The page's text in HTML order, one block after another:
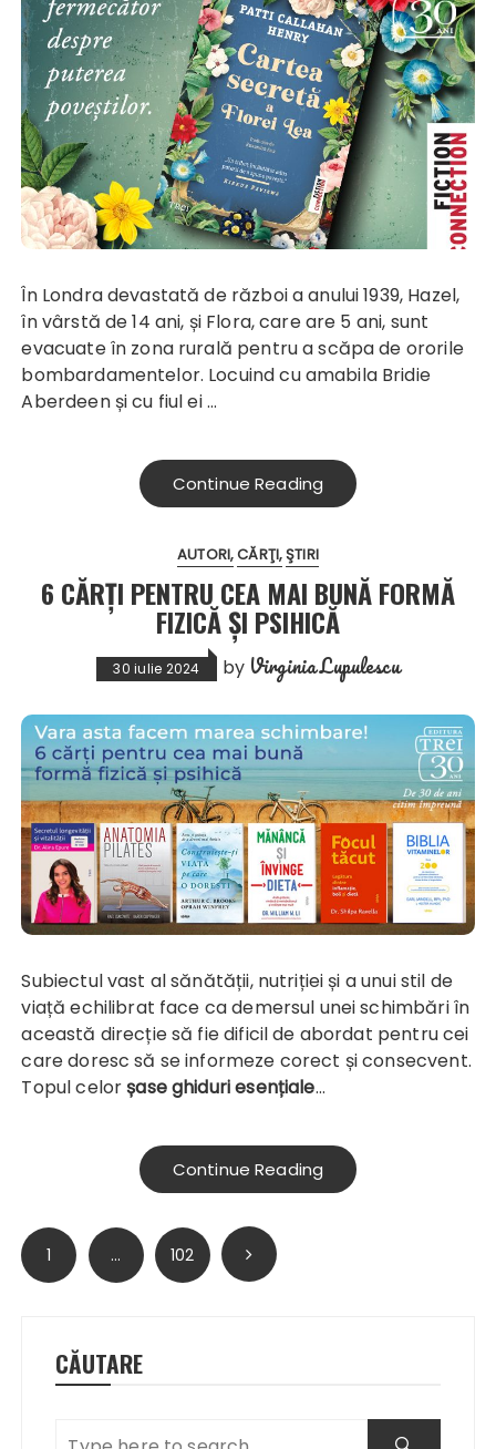
În Londra devastată de război a anului 1939, Hazel,
în vârstă de 14 ani, și Flora, care are 5 ani, sunt
evacuate în zona rurală pentru a scăpa de ororile
bombardamentelor. Locuind cu amabila Bridie
Aberdeen și cu fiul ei …
Continue Reading
AUTORI CĂRŢI ŞTIRI
6 CĂRȚI PENTRU CEA MAI BUNĂ FORMĂ
FIZICĂ ȘI PSIHICĂ
30 iulie 2024 by Virginia Lupulescu
Subiectul vast al sănătății, nutriției și a unui stil de
viață echilibrat face ca demersul unei schimbări în
această direcție să fie dificil de abordat pentru cei
care doresc să se informeze corect și consecvent.
Topul celorșase ghiduri esențiale…
Continue Reading
Paginație
articole
1 … 102
CĂUTARE